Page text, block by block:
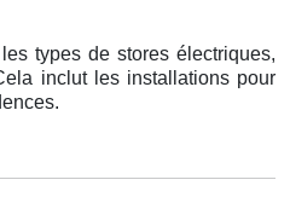
types de stores électriques,
inclut les installations pour